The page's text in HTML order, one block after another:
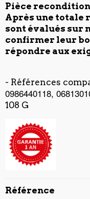
Pièce
Après une totale
sont évalués sur
confirmer leur
répondre aux
- Références
0986440118,
108 G
Référence